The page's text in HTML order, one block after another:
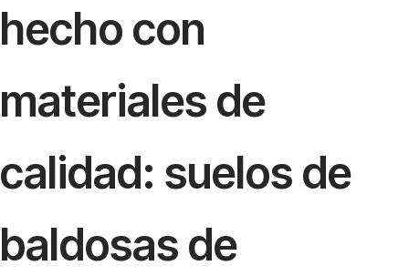
hecho con
materiales de
calidad: suelos de
baldosas de